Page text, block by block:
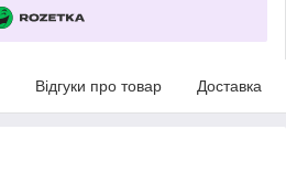
Відгуки про товар Доставка